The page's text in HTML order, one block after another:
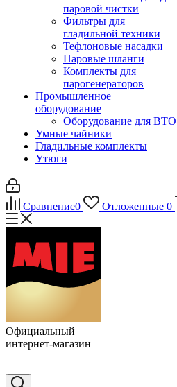
паровой чистки
Фильтры для
гладильной техники
Тефлоновые насадки
Паровые шланги
Комплекты для
парогенераторов
Промышленное
оборудование
Оборудование для ВТО
Умные чайники
Гладильные комплекты
Утюги
Сравнение0 Отложенные 0
Официальный
интернет-магазин